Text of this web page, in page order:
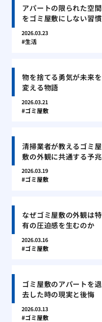
アパートの限られた空間
をゴミ屋敷にしない習慣
2026.03.23
生活
物を捨てる勇気が未来を
変える物語
2026.03.21
ゴミ屋敷
清掃業者が教えるゴミ屋
敷の外観に共通する予兆
2026.03.19
ゴミ屋敷
なぜゴミ屋敷の外観は特
有の圧迫感を生むのか
2026.03.16
ゴミ屋敷
ゴミ屋敷のアパートを退
去した時の現実と後悔
2026.03.13
ゴミ屋敷